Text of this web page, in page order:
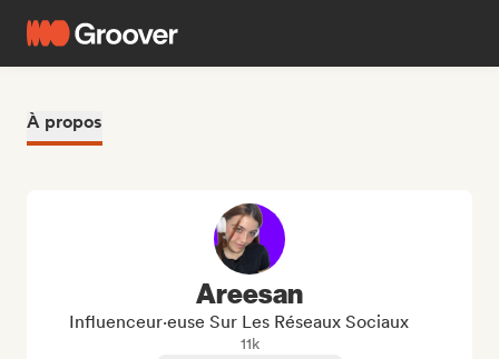
À propos
Areesan
Influenceur·euse Sur Les Réseaux Sociaux
11k